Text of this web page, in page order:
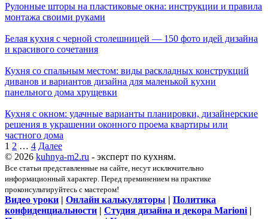
Рулонные шторы на пластиковые окна: инструкции и правила
монтажа своими руками
Белая кухня с черной столешницей — 150 фото идей дизайна
и красивого сочетания
Кухня со спальным местом: виды раскладных конструкций
диванов и вариантов дизайна для маленькой кухни
панельного дома хрущевки
Кухня с окном: удачные варианты планировки, дизайнерские
решения в украшении оконного проема квартиры или
частного дома
1 2 … 4 Далее
© 2026 kuhnya-m2.ru - эксперт по кухням.
Все статьи представленные на сайте, несут исключительно
информационный характер. Перед преминением на практике
проконсультируйтесь с мастером!
Видео уроки | Онлайн калькуляторы | Политика
конфиденциальности | Студия дизайна и декора Marioni |